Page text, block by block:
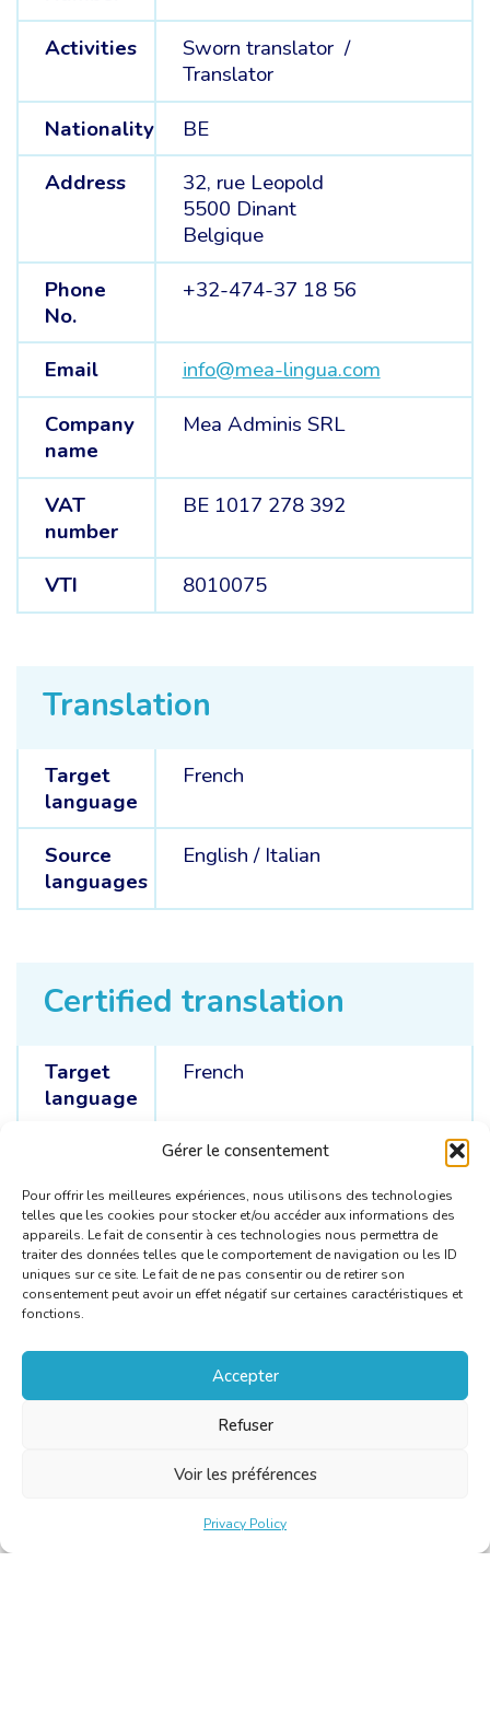
Gérer le consentement
Pour offrir les meilleures expériences, nous utilisons des technologies
telles que les cookies pour stocker et/ou accéder aux informations des
appareils. Le fait de consentir à ces technologies nous permettra de
traiter des données telles que le comportement de navigation ou les ID
uniques sur ce site. Le fait de ne pas consentir ou de retirer son
consentement peut avoir un effet négatif sur certaines caractéristiques et
fonctions.
Accepter
Refuser
Voir les préférences
Privacy Policy
Activities
Sworn translator /
Translator
Nationality
BE
Address
32, rue Leopold
5500 Dinant
Belgique
Phone
No.
+32-474-37 18 56
Email
info@mea-lingua.com
Company
name
Mea Adminis SRL
VAT
number
BE 1017 278 392
VTI 8010075
Translation
Target
language
French
Source
languages
English / Italian
Certified translation
Target
language
French
English /Italian